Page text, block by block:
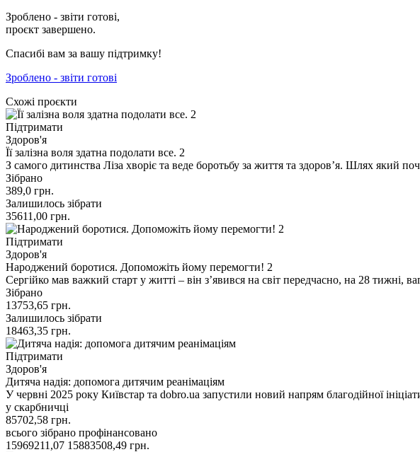
Зроблено - звіти готові,
проєкт завершено.
Спасибі вам за вашу підтримку!
Зроблено - звіти готові
Схожі проєкти
Підтримати
Здоров'я
Її залізна воля здатна подолати все. 2
З самого дитинства Ліза хворіє та веде боротьбу за життя та здоров’я. Шлях який
Зібрано
389,0 грн.
Залишилось зібрати
35611,00 грн.
Підтримати
Здоров'я
Народжений боротися. Допоможіть йому перемогти! 2
Сергійко мав важкий старт у житті – він з’явився на світ передчасно, на 28 тижні,
Зібрано
13753,65 грн.
Залишилось зібрати
18463,35 грн.
Підтримати
Здоров'я
Дитяча надія: допомога дитячим реанімаціям
У червні 2025 року Київстар та dobro.ua запустили новий напрям благодійної
у скарбничці
85702,58 грн.
всього зібрано профінансовано
15969211,07 15883508,49 грн.